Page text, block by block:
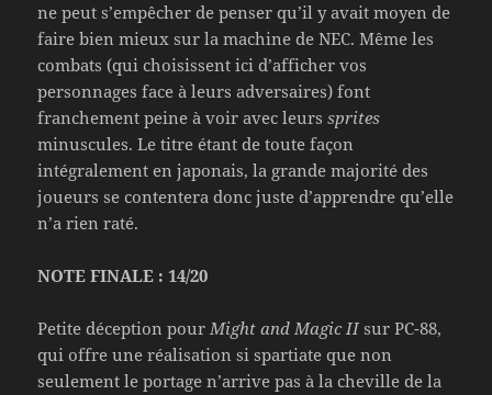
ne peut s’empêcher de penser qu’il y avait moyen de
faire bien mieux sur la machine de NEC. Même les
combats (qui choisissent ici d’afficher vos
personnages face à leurs adversaires) font
franchement peine à voir avec leurssprites
minuscules. Le titre étant de toute façon
intégralement en japonais, la grande majorité des
joueurs se contentera donc juste d’apprendre qu’elle
n’a rien raté.
NOTE FINALE : 14/20
Petite déception pourMight and Magic IIsur PC-88,
qui offre une réalisation si spartiate que non
seulement le portage n’arrive pas à la cheville de la